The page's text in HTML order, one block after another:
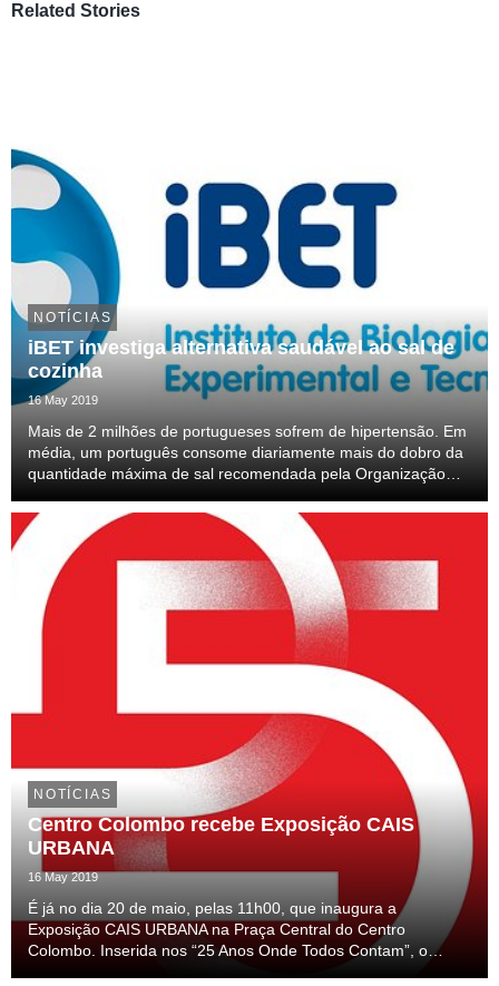
Related Stories
NOTÍCIAS
iBET investiga alternativa saudável ao sal de
cozinha
16 May 2019
Mais de 2 milhões de portugueses sofrem de hipertensão. Em
média, um português consome diariamente mais do dobro da
quantidade máxima de sal recomendada pela Organização
sal na saúde, cientistas do iBET – Instit...
NOTÍCIAS
Centro Colombo recebe Exposição CAIS
URBANA
16 May 2019
É já no dia 20 de maio, pelas 11h00, que inaugura a
Exposição CAIS URBANA na Praça Central do Centro
Colombo. Inserida nos “25 Anos Onde Todos Contam”, o